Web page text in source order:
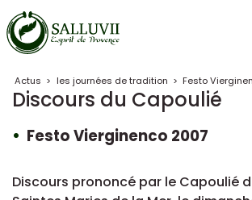
Panneau de gestion des cookies
Actus > les journées de tradition > Festo
Discours du Capoulié
Festo Vierginenco 2007
Discours prononcé par le Capoulié